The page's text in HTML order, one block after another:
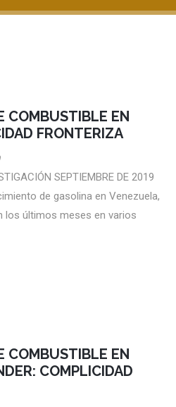
COMBUSTIBLE EN
FRONTERIZA
SEPTIEMBRE DE 2019
de gasolina en Venezuela,
los últimos meses en varios
COMBUSTIBLE EN
COMPLICIDAD